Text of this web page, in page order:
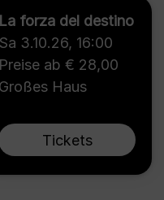
La forza del destino
Sa 3.10.26, 16:00
Preise ab € 28,00
Großes Haus
Tickets